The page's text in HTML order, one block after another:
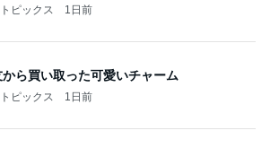
ピックス 1日前
から買い取った可愛いチャーム
ピックス 1日前